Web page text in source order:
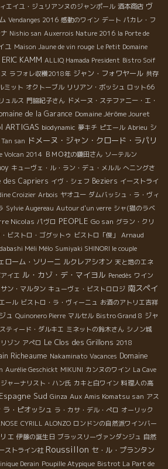
エイユ・ジュリアンヌのジャンポール 酒本商店 ヴ
Vendanges 2016 感動のワイン デート パカレ・フ
Nishio san Auxerrois Nature 2016 la Porte de
ユ Maison Jaune de vin rouge Le Petit Domaine
KAMM ALLIQ Hamada President Bistro Soif
ラフォレ収穫2018年 ジャン・フォワヤール 共存
ミット オクトーブル リリアン・ボッシュ ロット66
ュルス 門脇紀子さん ドメーヌ・ステファニー・エ・
de la Garance Domaine Jérôme Jouret
ARTIGAS biodynamic 夢キチ ピエール Abrieu シ
Tan san ドメーヌ・ジャン・クロード・ラパリ
Volcan 2014 ＢＭＯ社の鎌田さん ソーテルン
キューヴェ・ル・ラン・デュ・メルル へニングさ
des Capriers イヴ・シェフ Beziers イーストライ
Croizier Arbois ヤオユー ダムバッシュ・ラ・ヴィ
Sylvie Augereau Autour d'un verre シャ(猫のラベ
Nicolas パヴロ PEOPLE Go san グラン・クリ
ビストロ・ゴグットゥ ビストロ「俊」
Arnaud
Méli Mélo Sumiyaki SHINORI le couple
ローム・ソリーニ ルクレアシオン 天と地のエネ
イエ ル・カゾ・デ・マイヨル Penedès ワイン
ン・マルタン キューヴェ・ビストロロジ 南スペイ
ール ビストロ・ラ・ヴィーニュ お酒のアトリエ吉祥
ュ Quinonero Pierre マルセル Bistro Grand 8 ジャ
ティード・ダルキエ ミネットの鈴木さん シノン城
ゾン アぺロ Le Clos des Grillons 2018
Richeaume Nakaminato Vacances Domaine
Aurélie Geschickt MIKUNI カンヌのワイン La Cave
ジャーナリスト・ハン氏 カキと白ワイン 料理人の高
Espagne Sud Ginza Aux Amis Komatsu san アス
ラ・ピオッシュ ラ・カサ・デル・ぺロ オーリック
CYRILL ALONZO ロンドンの自然派ワインバー
エ 伊藤の誕生日 ブラッスリーヴァンダンジュ 自然
ストライン社 Roussillon セ・ル・プランタン
Derain Poupille Atypique Bistrot La Part de